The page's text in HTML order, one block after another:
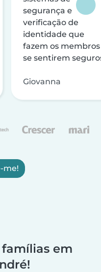
segurança e
verificação de
identidade que
fazem os membros
se sentirem
Giovanna
me!
famílias em